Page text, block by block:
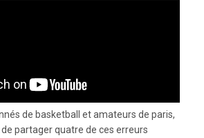
de basketball et amateurs de paris,
partager quatre de ces erreurs